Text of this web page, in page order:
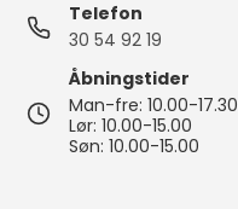
Telefon
30 54 92 19
Åbningstider
Man-fre: 10.00-17.30
Lør: 10.00-15.00
Søn: 10.00-15.00